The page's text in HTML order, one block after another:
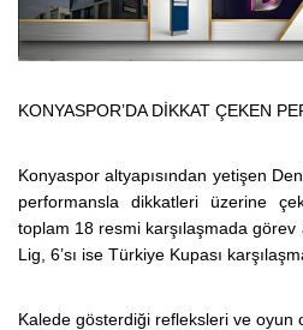
KONYASPOR’DA DİKKAT ÇEKEN
Konyaspor altyapısından yetişen
performansla dikkatleri üzerine
toplam 18 resmi karşılaşmada görev
Lig, 6’sı ise Türkiye Kupası
Kalede gösterdiği refleksleri ve oyun